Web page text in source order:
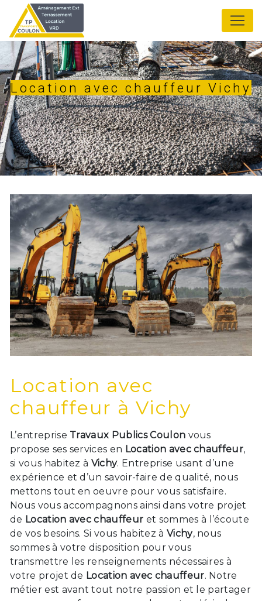
Location avec chauffeur Vichy
Location avec
chauffeur à Vichy
L’entreprise Travaux Publics Coulon vous
propose ses services en Location avec chauffeur,
si vous habitez à Vichy. Entreprise usant d’une
expérience et d’un savoir-faire de qualité, nous
mettons tout en oeuvre pour vous satisfaire.
Nous vous accompagnons ainsi dans votre projet
de Location avec chauffeur et sommes à l’écoute
de vos besoins. Si vous habitez à Vichy, nous
sommes à votre disposition pour vous
transmettre les renseignements nécessaires à
votre projet de Location avec chauffeur. Notre
métier est avant tout notre passion et le partager
Panneau de gestion des cookies